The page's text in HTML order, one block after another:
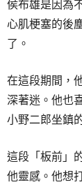
侯布雄是因為
心肌梗塞的後
了。
在這段期間，
深著迷。他也
小野二郎坐鎮
這段「板前」
他靈感。他想